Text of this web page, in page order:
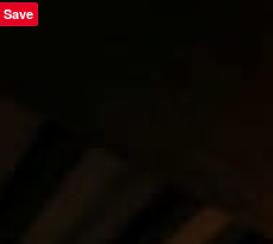
Save